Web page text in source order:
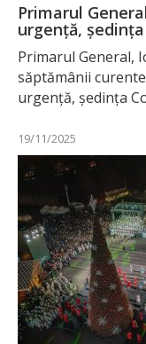
Primarul
urgență, ședința
Primarul General,
săptămânii
urgență, ședința
19/11/2025